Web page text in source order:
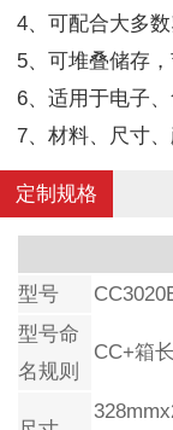
4、可配合大多数
5、可堆叠储存，
6、适用于电子、
7、材料、尺寸、
定制规格
型号
型号命
名规则
CC+箱